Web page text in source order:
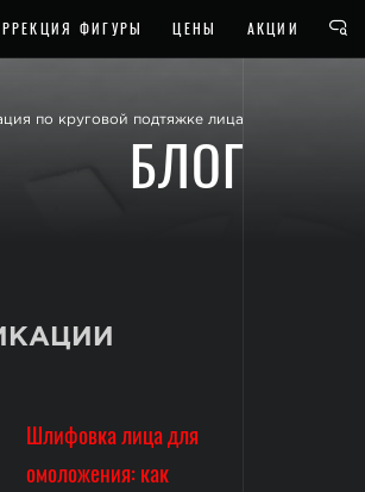
ФИГУРЫ ЦЕНЫ АКЦИИ
по круговой подтяжке лица
БЛОГ
Шлифовка лица для
омоложения: как